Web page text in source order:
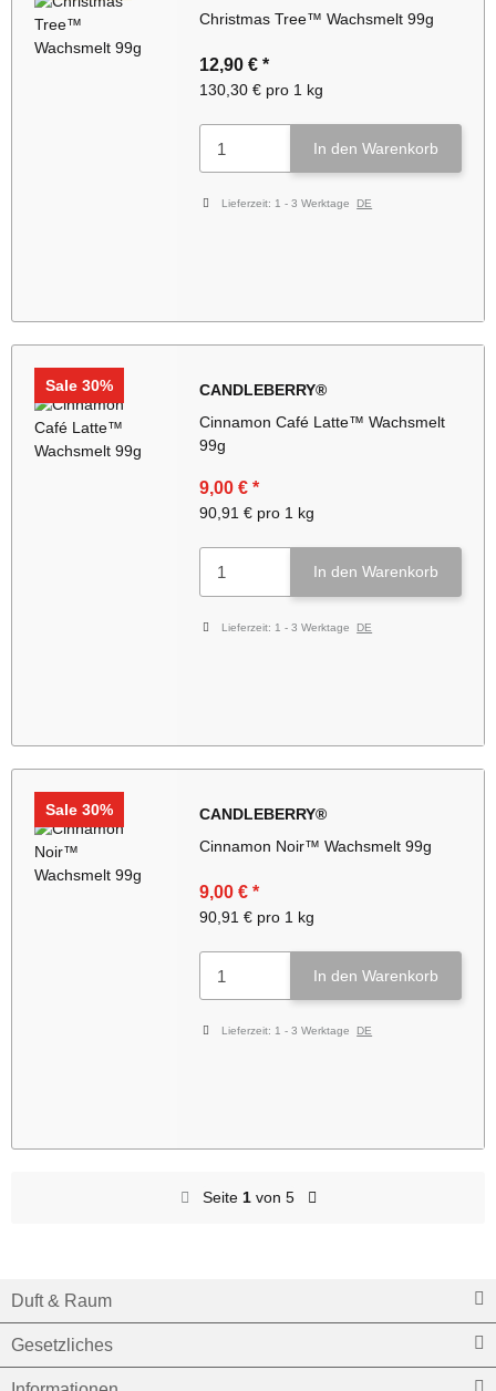
Christmas Tree™ Wachsmelt 99g
12,90 € *
130,30 € pro 1 kg
In den Warenkorb
Lieferzeit: 1 - 3 Werktage DE
Sale 30%
CANDLEBERRY®
Cinnamon Café Latte™ Wachsmelt
99g
9,00 € *
90,91 € pro 1 kg
In den Warenkorb
Lieferzeit: 1 - 3 Werktage DE
Sale 30%
CANDLEBERRY®
Cinnamon Noir™ Wachsmelt 99g
9,00 € *
90,91 € pro 1 kg
In den Warenkorb
Lieferzeit: 1 - 3 Werktage DE
Seite 1von 5
Duft & Raum
Gesetzliches